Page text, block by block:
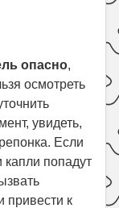
опасно,
осмотреть
увидеть,
Если
попадут
привести к